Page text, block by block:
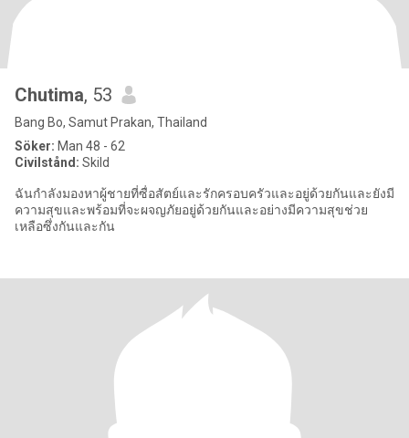
Chutima, 53
Bang Bo, Samut Prakan, Thailand
Söker: Man 48 - 62
Civilstånd: Skild
ฉันกำลังมองหาผู้ชายที่ซื่อสัตย์และรักครอบครัวและอยู่ด้วยกันและยังมี
ความสุขและพร้อมที่จะผจญภัยอยู่ด้วยกันและอย่างมีความสุขช่วย
เหลือซึ่งกันและกัน